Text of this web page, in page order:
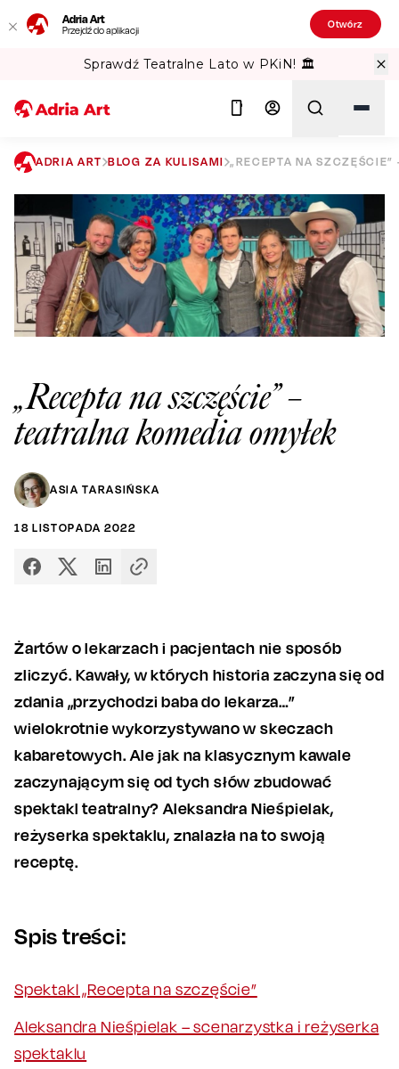
Adria Art
Przejdź do aplikacji Otwórz
Sprawdź Teatralne Lato w PKiN! 🏛️
Szukaj
ADRIA ART BLOG ZA KULISAMI „RECEPTA NA
„Recepta na szczęście” –
teatralna komedia omyłek
ASIA TARASIŃSKA
18 LISTOPADA 2022
Żartów o lekarzach i pacjentach nie sposób
zliczyć. Kawały, w których historia zaczyna się od
zdania „przychodzi baba do lekarza…”
wielokrotnie wykorzystywano w skeczach
kabaretowych. Ale jak na klasycznym kawale
zaczynającym się od tych słów zbudować
spektakl teatralny? Aleksandra Nieśpielak,
reżyserka spektaklu, znalazła na to swoją
receptę.
Spis treści:
Spektakl „Recepta na szczęście”
Aleksandra Nieśpielak – scenarzystka i reżyserka
spektaklu